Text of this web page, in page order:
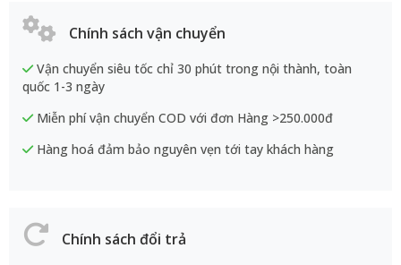
Chính sách vận chuyển
Vận chuyển siêu tốc chỉ 30 phút trong nội thành, toàn
quốc 1-3 ngày
Miễn phí vận chuyển COD với đơn Hàng >250.000đ
Hàng hoá đảm bảo nguyên vẹn tới tay khách hàng
Chính sách đổi trả